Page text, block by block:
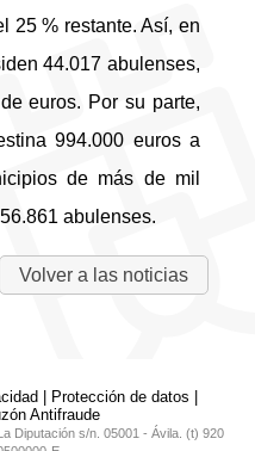
25 % restante. Así, en
44.017 abulenses,
euros. Por su parte,
994.000 euros a
de más de mil
abulenses.
Volver a las noticias
| Protección de datos |
Antifraude
Diputación s/n. 05001 - Ávila. (t) 920